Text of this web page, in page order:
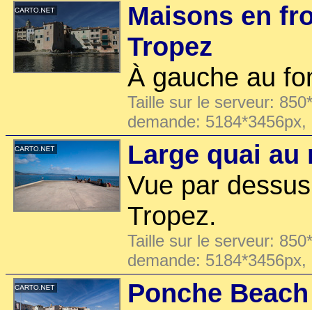
Maisons en
Tropez
À gauche au
Taille sur le serveur:
demande:
Large quai au
Vue par
Tropez.
Taille sur le serveur:
demande:
Ponche